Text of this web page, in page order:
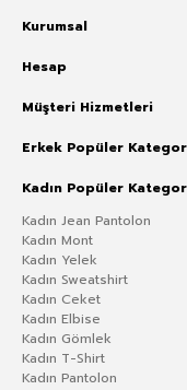
Kurumsal
Hesap
Müşteri Hizmetleri
Erkek Popüler
Kadın Popüler
Kadın Jean Pantolon
Kadın Mont
Kadın Yelek
Kadın Sweatshirt
Kadın Ceket
Kadın Elbise
Kadın Gömlek
Kadın T-Shirt
Kadın Pantolon